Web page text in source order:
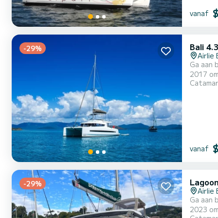
vanaf
-29% Bali 4.3
Airlie
Ga aan
2017 om
8
vanaf
-29%
Airlie
Ga aan
2023 om